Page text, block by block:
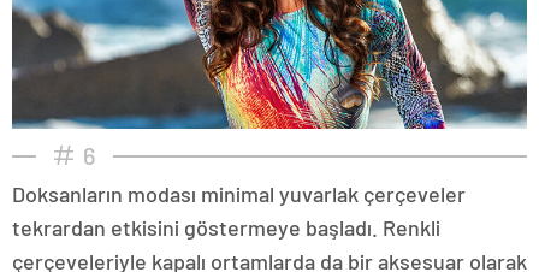
6
Doksanların modası minimal yuvarlak çerçeveler
tekrardan etkisini göstermeye başladı. Renkli
çerçeveleriyle kapalı ortamlarda da bir aksesuar olarak